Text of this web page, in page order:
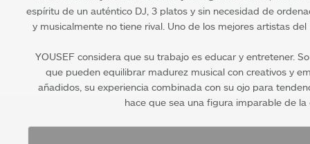
espíritu de un auténtico DJ, 3 platos y sin necesidad de
y musicalmente no tiene rival. Uno de los mejores artistas
YOUSEF considera que su trabajo es educar y entretener.
que pueden equilibrar madurez musical con creativos y
añadidos, su experiencia combinada con su ojo para
hace que sea una figura imparable de la